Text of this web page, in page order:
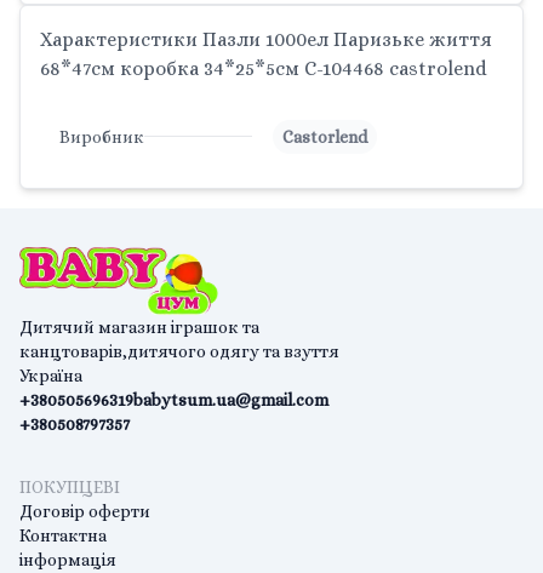
Характеристики Пазли 1000ел Паризьке життя
68*47см коробка 34*25*5см C-104468 castrolend
Виробник Castorlend
Дитячий магазин іграшок та
канцтоварів,дитячого одягу та взуття
Україна
+380505696319
+380508797357
babytsum.ua@gmail.com
ПОКУПЦЕВІ
Договір оферти
Контактна
інформація